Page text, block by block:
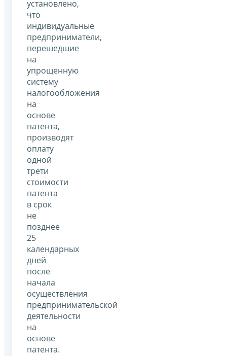
установлено,
что
индивидуальные
предприниматели,
перешедшие
на
упрощенную
систему
налогообложения
на
основе
патента,
производят
оплату
одной
трети
стоимости
патента
в срок
не
позднее
25
календарных
дней
после
начала
осуществления
предпринимательской
деятельности
на
основе
патента.